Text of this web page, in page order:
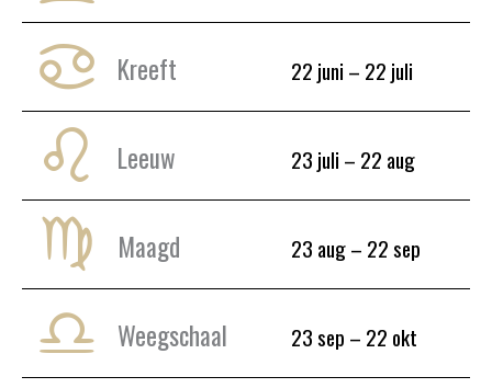
Kreeft 22 juni – 22 juli
Leeuw 23 juli – 22 aug
Maagd 23 aug – 22 sep
Weegschaal 23 sep – 22 okt